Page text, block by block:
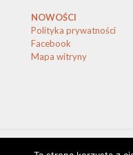
NOWOŚCI
Polityka prywatności
Facebook
Mapa witryny